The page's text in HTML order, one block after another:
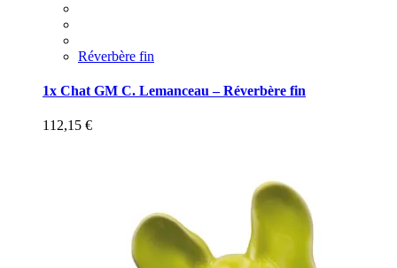
Réverbère fin
1x Chat GM C. Lemanceau – Réverbère fin
112,15 €